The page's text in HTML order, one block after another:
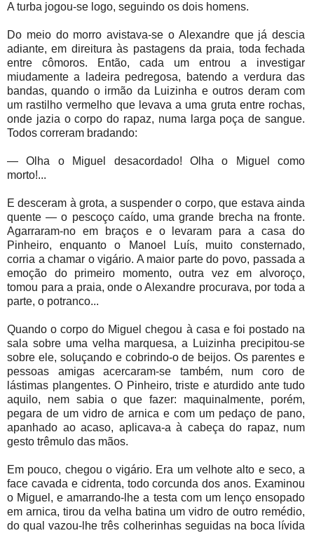
A turba jogou-se logo, seguindo os dois homens.
Do meio do morro avistava-se o Alexandre que já descia
adiante, em direitura às pastagens da praia, toda fechada
entre cômoros. Então, cada um entrou a investigar
miudamente a ladeira pedregosa, batendo a verdura das
bandas, quando o irmão da Luizinha e outros deram com
um rastilho vermelho que levava a uma gruta entre rochas,
onde jazia o corpo do rapaz, numa larga poça de sangue.
Todos correram bradando:
— Olha o Miguel desacordado! Olha o Miguel como
morto!...
E desceram à grota, a suspender o corpo, que estava ainda
quente — o pescoço caído, uma grande brecha na fronte.
Agarraram-no em braços e o levaram para a casa do
Pinheiro, enquanto o Manoel Luís, muito consternado,
corria a chamar o vigário. A maior parte do povo, passada a
emoção do primeiro momento, outra vez em alvoroço,
tomou para a praia, onde o Alexandre procurava, por toda a
parte, o potranco...
Quando o corpo do Miguel chegou à casa e foi postado na
sala sobre uma velha marquesa, a Luizinha precipitou-se
sobre ele, soluçando e cobrindo-o de beijos. Os parentes e
pessoas amigas acercaram-se também, num coro de
lástimas plangentes. O Pinheiro, triste e aturdido ante tudo
aquilo, nem sabia o que fazer: maquinalmente, porém,
pegara de um vidro de arnica e com um pedaço de pano,
apanhado ao acaso, aplicava-a à cabeça do rapaz, num
gesto trêmulo das mãos.
Em pouco, chegou o vigário. Era um velhote alto e seco, a
face cavada e cidrenta, todo corcunda dos anos. Examinou
o Miguel, e amarrando-lhe a testa com um lenço ensopado
em arnica, tirou da velha batina um vidro de outro remédio,
do qual vazou-lhe três colherinhas seguidas na boca lívida